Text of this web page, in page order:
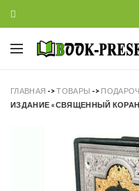
ГЛАВНАЯ ->ТОВАРЫ ->
ИЗДАНИЕ «СВЯЩЕННЫЙ